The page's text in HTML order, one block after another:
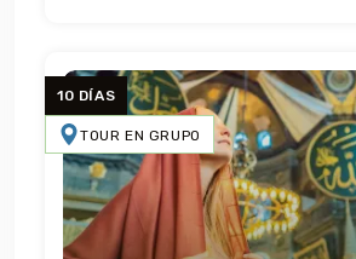
10 DÍAS
TOUR EN GRUPO